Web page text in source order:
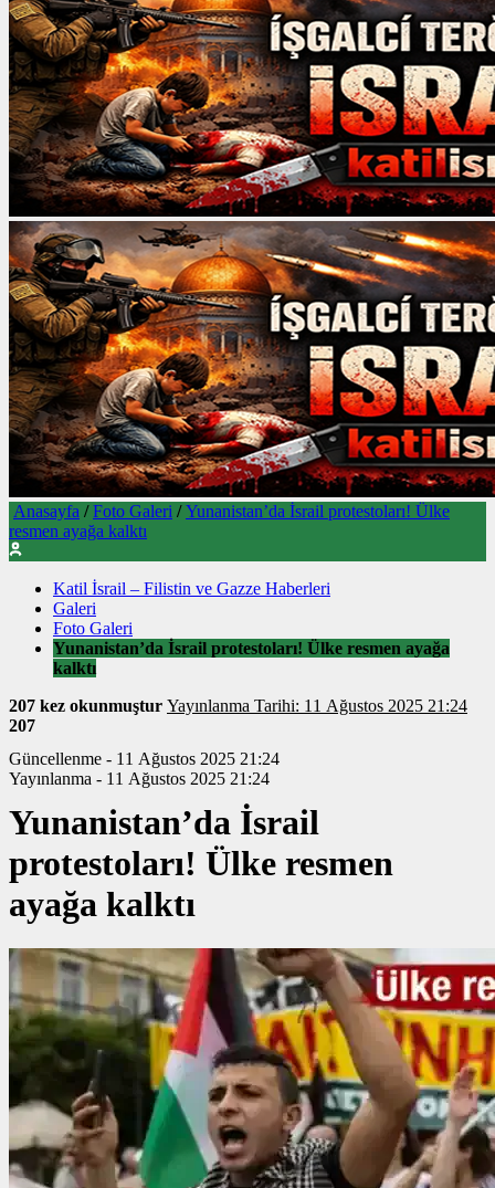
Anasayfa / Foto Galeri / Yunanistan’da İsrail protestoları! Ülke
resmen ayağa kalktı
Katil İsrail – Filistin ve Gazze Haberleri
Galeri
Foto Galeri
Yunanistan’da İsrail protestoları! Ülke resmen ayağa
kalktı
207 kez okunmuştur
Yayınlanma Tarihi: 11 Ağustos 2025 21:24
207
Güncellenme - 11 Ağustos 2025 21:24
Yayınlanma - 11 Ağustos 2025 21:24
Yunanistan’da İsrail
protestoları! Ülke resmen
ayağa kalktı